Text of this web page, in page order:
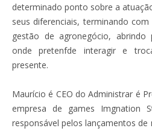
determinado ponto sobre a
seus diferenciais, terminando
gestão de agronegócio,
onde pretenfde interagir e
presente.
Maurício é CEO do Administrar é
empresa de games Imgnation
responsável pelos lançamentos